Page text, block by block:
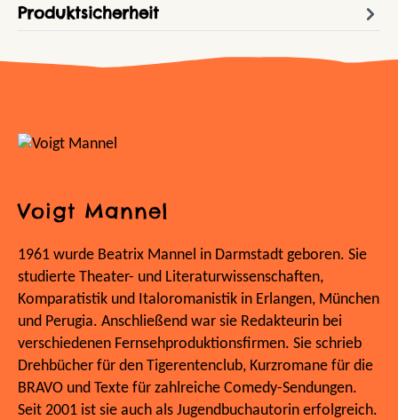
Produktsicherheit
Voigt Mannel
1961 wurde Beatrix Mannel in Darmstadt geboren. Sie
studierte Theater- und Literaturwissenschaften,
Komparatistik und Italoromanistik in Erlangen, München
und Perugia. Anschließend war sie Redakteurin bei
verschiedenen Fernsehproduktionsfirmen. Sie schrieb
Drehbücher für den Tigerentenclub, Kurzromane für die
BRAVO und Texte für zahlreiche Comedy-Sendungen.
Seit 2001 ist sie auch als Jugendbuchautorin erfolgreich.